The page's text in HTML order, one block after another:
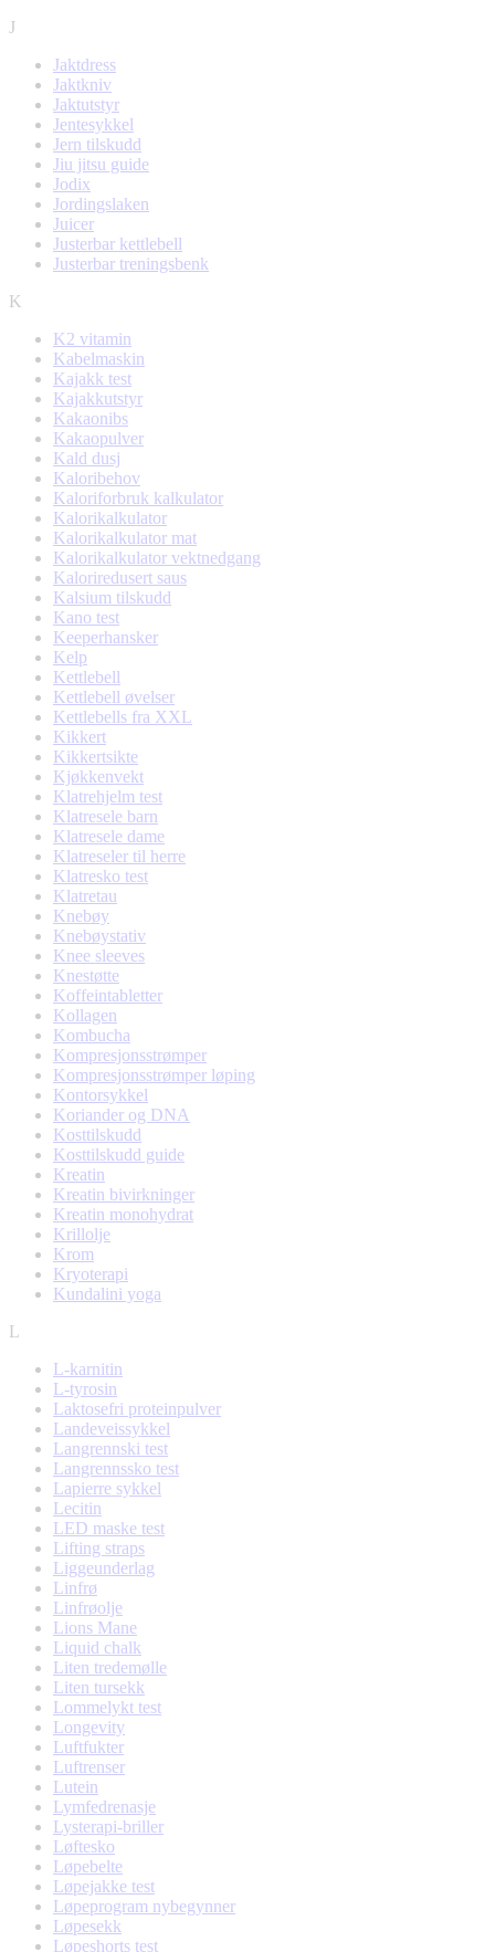
J
Jaktdress
Jaktkniv
Jaktutstyr
Jentesykkel
Jern tilskudd
Jiu jitsu guide
Jodix
Jordingslaken
Juicer
Justerbar kettlebell
Justerbar treningsbenk
K
K2 vitamin
Kabelmaskin
Kajakk test
Kajakkutstyr
Kakaonibs
Kakaopulver
Kald dusj
Kaloribehov
Kaloriforbruk kalkulator
Kalorikalkulator
Kalorikalkulator mat
Kalorikalkulator vektnedgang
Kaloriredusert saus
Kalsium tilskudd
Kano test
Keeperhansker
Kelp
Kettlebell
Kettlebell øvelser
Kettlebells fra XXL
Kikkert
Kikkertsikte
Kjøkkenvekt
Klatrehjelm test
Klatresele barn
Klatresele dame
Klatreseler til herre
Klatresko test
Klatretau
Knebøy
Knebøystativ
Knee sleeves
Knestøtte
Koffeintabletter
Kollagen
Kombucha
Kompresjonsstrømper
Kompresjonsstrømper løping
Kontorsykkel
Koriander og DNA
Kosttilskudd
Kosttilskudd guide
Kreatin
Kreatin bivirkninger
Kreatin monohydrat
Krillolje
Krom
Kryoterapi
Kundalini yoga
L
L-karnitin
L-tyrosin
Laktosefri proteinpulver
Landeveissykkel
Langrennski test
Langrennssko test
Lapierre sykkel
Lecitin
LED maske test
Lifting straps
Liggeunderlag
Linfrø
Linfrøolje
Lions Mane
Liquid chalk
Liten tredemølle
Liten tursekk
Lommelykt test
Longevity
Luftfukter
Luftrenser
Lutein
Lymfedrenasje
Lysterapi-briller
Løftesko
Løpebelte
Løpejakke test
Løpeprogram nybegynner
Løpesekk
Løpeshorts test